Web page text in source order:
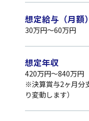
想定給与（月額）
30万円～60万円
想定年収
420万円～840万円
※決算賞与2ヶ月分
り変動します）